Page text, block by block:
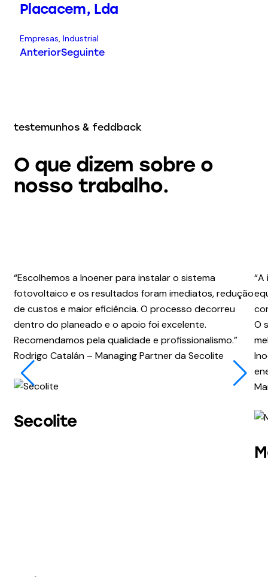
Placacem, Lda
Empresas, Industrial
AnteriorSeguinte
testemunhos & feddback
O que dizem sobre o
nosso trabalho.
“Escolhemos a Inoener para instalar o sistema
fotovoltaico e os resultados foram imediatos, redução
de custos e maior eficiência. O processo decorreu
dentro do planeado e o apoio foi excelente.
Recomendamos pela qualidade e profissionalismo.”
Rodrigo Catalán – Managing Partner da Secolite
Secolite
O